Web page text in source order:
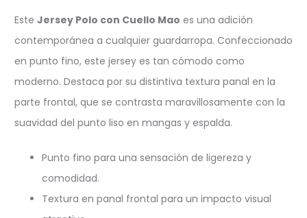
Este Jersey Polo con Cuello Mao es una adición
contemporánea a cualquier guardarropa. Confeccionado
en punto fino, este jersey es tan cómodo como
moderno. Destaca por su distintiva textura panal en la
parte frontal, que se contrasta maravillosamente con la
suavidad del punto liso en mangas y espalda.
Punto fino para una sensación de ligereza y
comodidad.
Textura en panal frontal para un impacto visual